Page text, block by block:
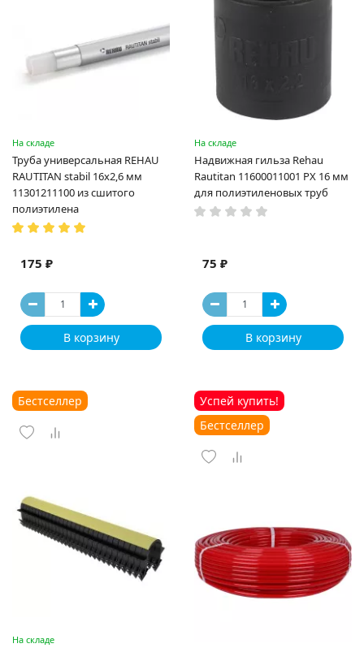
На складе
Труба универсальная REHAU
RAUTITAN stabil 16х2,6 мм
11301211100 из сшитого
полиэтилена
175 ₽
В корзину
На складе
Надвижная гильза Rehau
Rautitan 11600011001 PX 16 мм
для полиэтиленовых труб
75 ₽
В корзину
Бестселлер
На складе
Успей купить!
Бестселлер